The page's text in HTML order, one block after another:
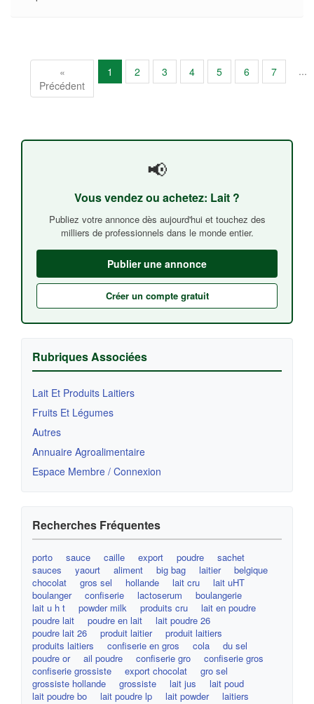
«
Précédent
1 2 3 4 5 6 7 ...
📢
Vous vendez ou achetez: Lait ?
Publiez votre annonce dès aujourd'hui et touchez des
milliers de professionnels dans le monde entier.
Publier une annonce
Créer un compte gratuit
Rubriques Associées
Lait Et Produits Laitiers
Fruits Et Légumes
Autres
Annuaire Agroalimentaire
Espace Membre / Connexion
Recherches Fréquentes
porto sauce caille export poudre
sachet
sauces
yaourt aliment big bag laitier
belgique
chocolat
gros sel hollande lait cru
lait uHT
boulanger
confiserie lactoserum
boulangerie
lait u h t
powder milk produits cru
lait en poudre
poudre lait
poudre en lait
lait poudre 26
poudre lait 26
produit laitier
produit laitiers
produits laitiers
confiserie en gros cola
du sel
poudre or
ail poudre confiserie gro
confiserie gros
confiserie grossiste
export chocolat
gro sel
grossiste hollande
grossiste lait jus
lait poud
lait poudre bo
lait poudre lp lait powder laitiers